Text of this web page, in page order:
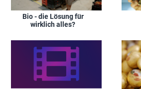
Bio - die Lösung für
wirklich alles?